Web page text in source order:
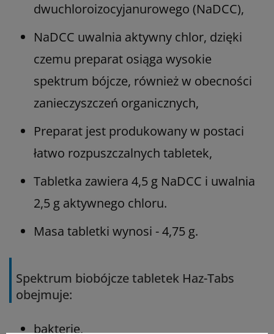
dwuchloroizocyjanurowego (NaDCC),
NaDCC uwalnia aktywny chlor, dzięki
czemu preparat osiąga wysokie
spektrum bójcze, również w obecności
zanieczyszczeń organicznych,
Preparat jest produkowany w postaci
łatwo rozpuszczalnych tabletek,
Tabletka zawiera 4,5 g NaDCC i uwalnia
2,5 g aktywnego chloru.
Masa tabletki wynosi - 4,75 g.
Spektrum biobójcze tabletek Haz-Tabs
obejmuje:
bakterie,